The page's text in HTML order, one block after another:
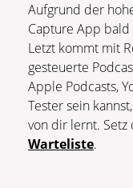
Aufgrund der
Capture App
Letzt kommt mit
gesteuerte
Apple Podcasts,
Tester sein
von dir lernt. Setz
Warteliste.